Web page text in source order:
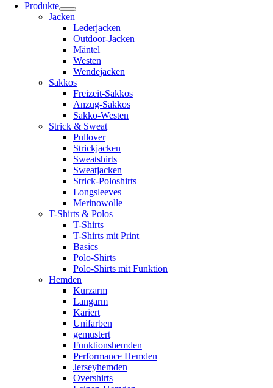
Produkte
Jacken
Lederjacken
Outdoor-Jacken
Mäntel
Westen
Wendejacken
Sakkos
Freizeit-Sakkos
Anzug-Sakkos
Sakko-Westen
Strick & Sweat
Pullover
Strickjacken
Sweatshirts
Sweatjacken
Strick-Poloshirts
Longsleeves
Merinowolle
T-Shirts & Polos
T-Shirts
T-Shirts mit Print
Basics
Polo-Shirts
Polo-Shirts mit Funktion
Hemden
Kurzarm
Langarm
Kariert
Unifarben
gemustert
Funktionshemden
Performance Hemden
Jerseyhemden
Overshirts